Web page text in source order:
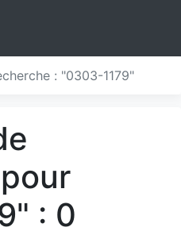
: "0303-1179"
: 0